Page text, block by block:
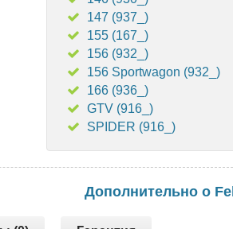
147 (937_)
155 (167_)
156 (932_)
156 Sportwagon (932_)
166 (936_)
GTV (916_)
SPIDER (916_)
Дополнительно о